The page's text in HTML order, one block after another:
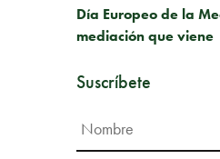
Día Europeo de la
mediación que viene
Suscríbete